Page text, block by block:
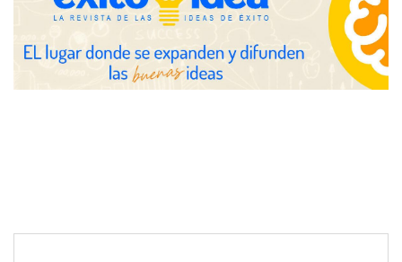
Fundación Mapfre y CISE lanzan el concurso ‘Talento Sénior’
para impulsar ideas innovadoras creadas por y para mayores